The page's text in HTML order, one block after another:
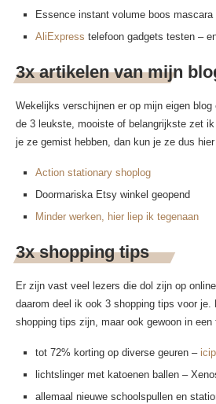
Essence instant volume boos mascara
AliExpress telefoon gadgets testen –
3x artikelen van mijn
Wekelijks verschijnen er op mijn eigen
de 3 leukste, mooiste of belangrijkste zet
je ze gemist hebben, dan kun je ze dus
Action stationary shoplog
Doormariska Etsy winkel geopend
Minder werken, hier liep ik tegenaan
3x shopping tips
Er zijn vast veel lezers die dol zijn op
daarom deel ik ook 3 shopping tips voor je.
shopping tips zijn, maar ook gewoon in
tot 72% korting op diverse geuren –
lichtslinger met katoenen ballen –
allemaal nieuwe schoolspullen en